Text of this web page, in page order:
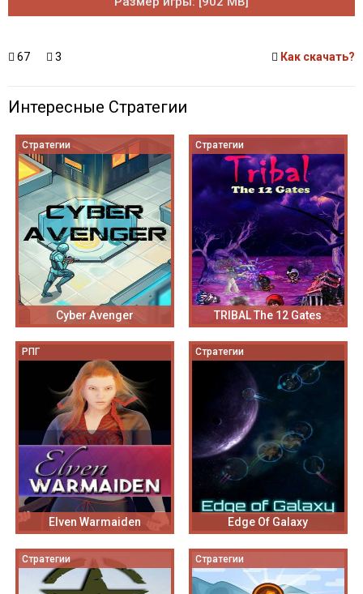
67 3 Как скачать?
Интересные Стратегии
Стратегии
Cyber Avenger
Стратегии
TRIBAL The 12 Gates
РПГ
Elven Warmaiden
Стратегии
Edge Of Galaxy
Стратегии Стратегии